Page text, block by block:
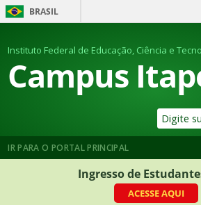
BRASIL
Instituto Federal de Educação, Ciência e
Campus
IR PARA O PORTAL PRINCIPAL
Ingresso de
ACESSE AQUI